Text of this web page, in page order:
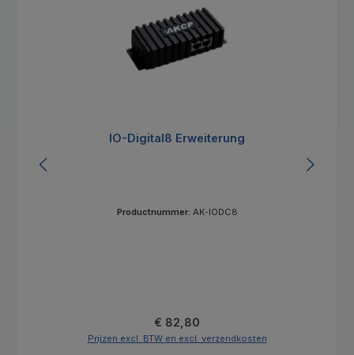
IO-Digital8 Erweiterung
Productnummer: AK-IODC8
Normale prijs:
€ 82,80
Prijzen excl. BTW en excl. verzendkosten